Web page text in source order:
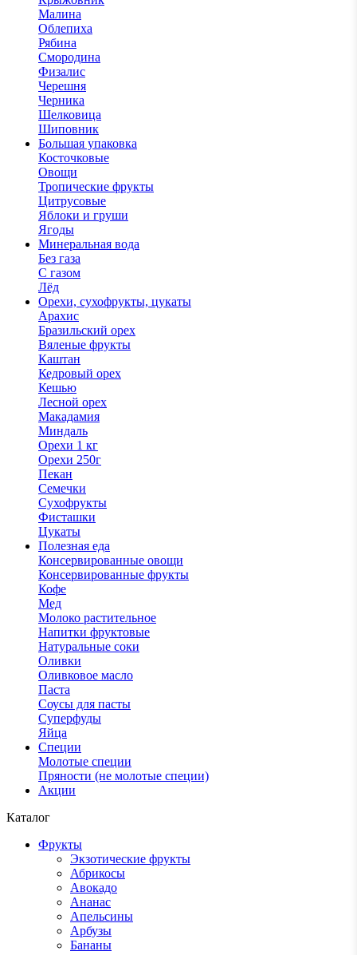
Малина
Облепиха
Рябина
Смородина
Физалис
Черешня
Черника
Шелковица
Шиповник
Большая упаковка
Косточковые
Овощи
Тропические фрукты
Цитрусовые
Яблоки и груши
Ягоды
Минеральная вода
Без газа
С газом
Лёд
Орехи, сухофрукты, цукаты
Арахис
Бразильский орех
Вяленые фрукты
Каштан
Кедровый орех
Кешью
Лесной орех
Макадамия
Миндаль
Орехи 1 кг
Орехи 250г
Пекан
Семечки
Сухофрукты
Фисташки
Цукаты
Полезная еда
Консервированные овощи
Консервированные фрукты
Кофе
Мед
Молоко растительное
Напитки фруктовые
Натуральные соки
Оливки
Оливковое масло
Паста
Соусы для пасты
Суперфуды
Яйца
Специи
Молотые специи
Пряности (не молотые специи)
Акции
Каталог
Фрукты
Экзотические фрукты
Абрикосы
Авокадо
Ананас
Апельсины
Арбузы
Бананы